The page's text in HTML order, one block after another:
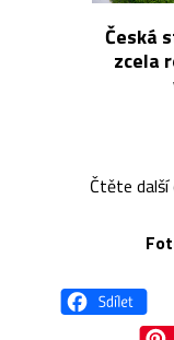
Česká
zcela
Čtěte